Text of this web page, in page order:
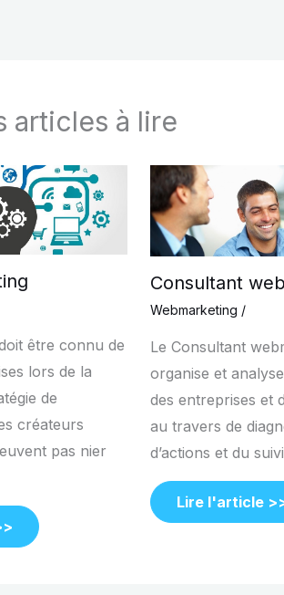
articles à lire
être connu de
lors de la
de
créateurs
pas nier
Consultant
Webmarketing /
Le Consultant
organise et
des entreprises et
au travers de
d’actions et du
Lire l'article